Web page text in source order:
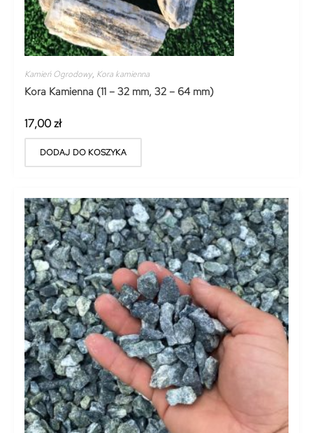
Kamień Ogrodowy, Kora kamienna
Kora Kamienna (11 – 32 mm, 32 – 64 mm)
17,00zł
DODAJ DO KOSZYKA